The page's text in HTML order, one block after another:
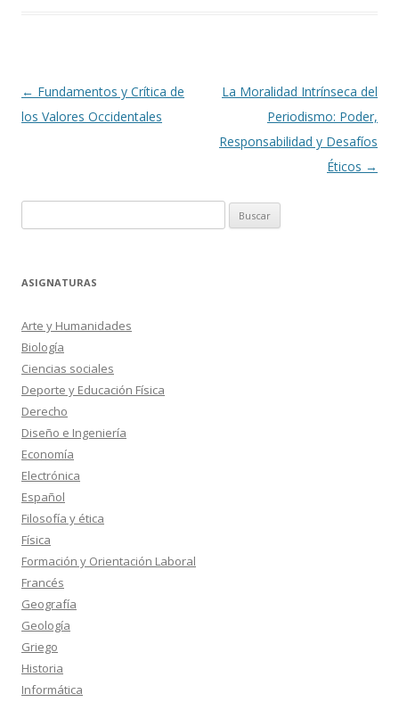
Navegación
de
← Fundamentos y Crítica de
los Valores Occidentales
La Moralidad Intrínseca del
Periodismo: Poder,
Responsabilidad y Desafíos
Éticos →
ASIGNATURAS
Arte y Humanidades
Biología
Ciencias sociales
Deporte y Educación Física
Derecho
Diseño e Ingeniería
Economía
Electrónica
Español
Filosofía y ética
Física
Formación y Orientación Laboral
Francés
Geografía
Geología
Griego
Historia
Informática